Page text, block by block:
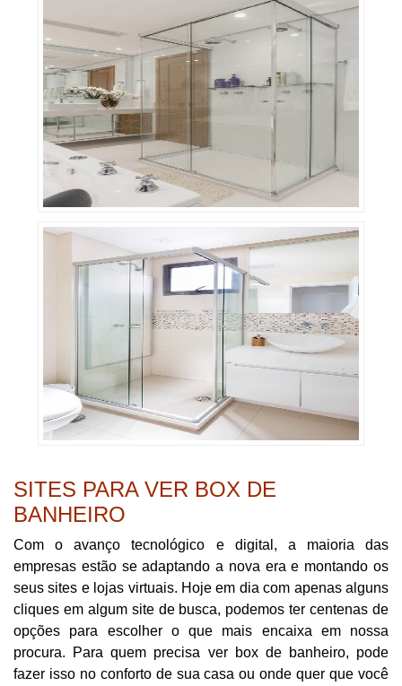
SITES PARA VER BOX DE
BANHEIRO
Com o avanço tecnológico e digital, a maioria das
empresas estão se adaptando a nova era e montando os
seus sites e lojas virtuais. Hoje em dia com apenas alguns
cliques em algum site de busca, podemos ter centenas de
opções para escolher o que mais encaixa em nossa
procura. Para quem precisa ver box de banheiro, pode
fazer isso no conforto de sua casa ou onde quer que você